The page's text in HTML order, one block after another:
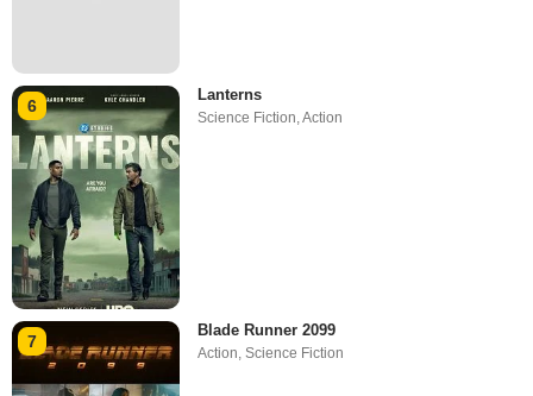
6
Lanterns
Science Fiction,Action
7
Blade Runner 2099
Action,Science Fiction